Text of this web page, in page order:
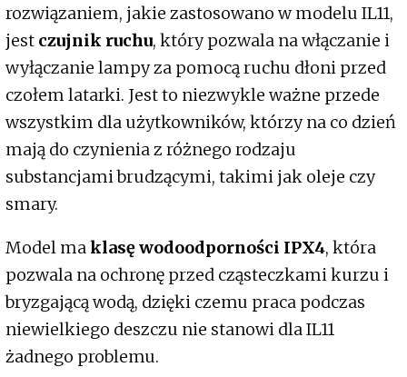
rozwiązaniem, jakie zastosowano w modelu IL11,
jest czujnik ruchu, który pozwala na włączanie i
wyłączanie lampy za pomocą ruchu dłoni przed
czołem latarki. Jest to niezwykle ważne przede
wszystkim dla użytkowników, którzy na co dzień
mają do czynienia z różnego rodzaju
substancjami brudzącymi, takimi jak oleje czy
smary.
Model maklasę wodoodporności IPX4, która
pozwala na ochronę przed cząsteczkami kurzu i
bryzgającą wodą, dzięki czemu praca podczas
niewielkiego deszczu nie stanowi dla IL11
żadnego problemu.